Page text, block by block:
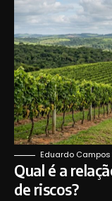
Eduardo
Qual é a
de riscos?